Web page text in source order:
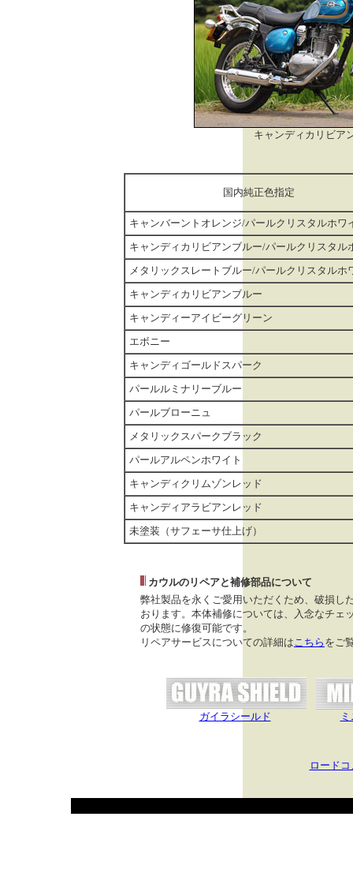
キャンディカリビア
国内純正色指定
キャンバーントオレンジ/パールクリスタルホワ
キャンディカリビアンブルー/パールクリスタル
メタリックスレートブルー/パールクリスタルホ
キャンディカリビアンブルー
キャンディーアイビーグリーン
エボニー
キャンディゴールドスパーク
パールルミナリーブルー
パールブローニュ
メタリックスパークブラック
パールアルペンホワイト
キャンディクリムゾンレッド
キャンディアラビアンレッド
未塗装（サフェーサ仕上げ）
カウルのリペアと補修部品について
弊社製品を永くご愛用いただくため、破損し
おります。本体補修については、入念なチェ
の状態に修復可能です。
リペアサービスについての詳細はこちら をご
ガイラシールド
ロード